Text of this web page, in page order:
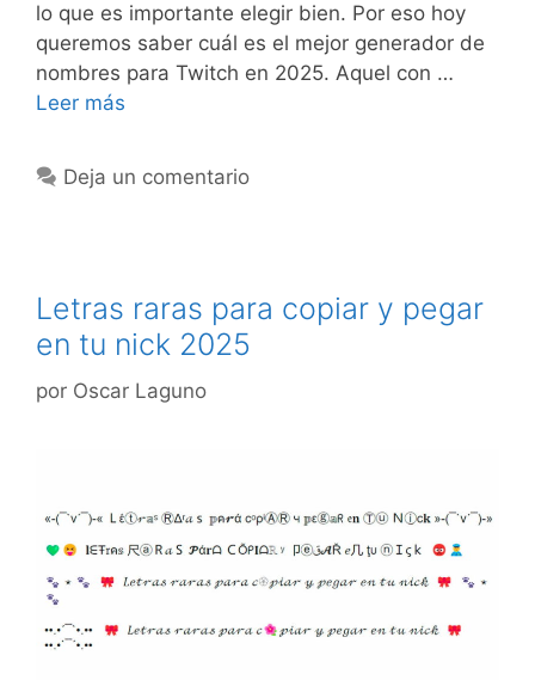
lo que es importante elegir bien. Por eso hoy
queremos saber cuál es el mejor generador de
nombres para Twitch en 2025. Aquel con …
Leer más
Deja un comentario
Letras raras para copiar y pegar
en tu nick 2025
por Oscar Laguno